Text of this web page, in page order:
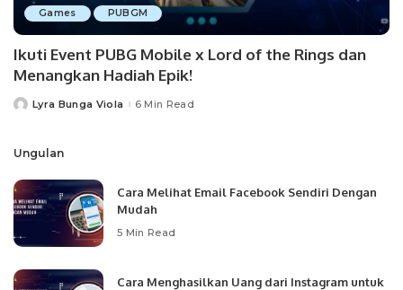
Games PUBGM
Ikuti Event PUBG Mobile x Lord of the Rings dan
Menangkan Hadiah Epik!
PostedLyra Bunga Viola 6 Min Read
Ungulan
Cara Melihat Email Facebook Sendiri Dengan
Mudah
5 Min Read
Cara Menghasilkan Uang dari Instagram untuk